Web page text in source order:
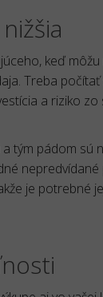
keď
Treba počítať
a riziko zo
tým pádom
je potrebné